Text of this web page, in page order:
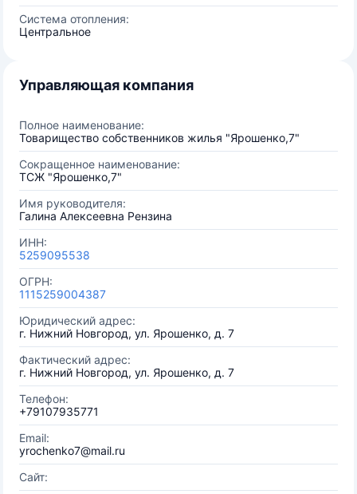
Система отопления:
Центральное
Управляющая компания
Полное наименование:
Товарищество собственников жилья "Ярошенко,7"
Сокращенное наименование:
ТСЖ "Ярошенко,7"
Имя руководителя:
Галина Алексеевна Рензина
ИНН:
5259095538
ОГРН:
1115259004387
Юридический адрес:
г. Нижний Новгород, ул. Ярошенко, д. 7
Фактический адрес:
г. Нижний Новгород, ул. Ярошенко, д. 7
Телефон:
+79107935771
Email:
yrochenko7@mail.ru
Сайт: